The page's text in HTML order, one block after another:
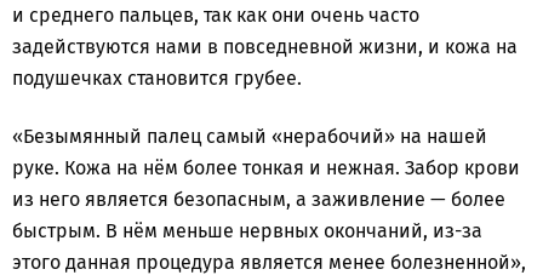
и среднего пальцев, так как они очень часто
задействуются нами в повседневной жизни, и кожа на
подушечках становится грубее.
«Безымянный палец самый «нерабочий» на нашей
руке. Кожа на нём более тонкая и нежная. Забор крови
из него является безопасным, а заживление — более
быстрым. В нём меньше нервных окончаний, из-за
этого данная процедура является менее болезненной»,